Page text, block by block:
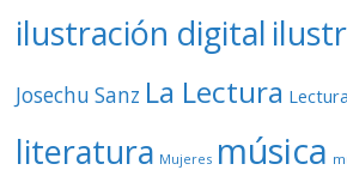
ilustración digital
Josechu Sanz La Lectura
literatura Mujeres música